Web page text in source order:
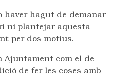
haver hagut de demanar
ni plantejar aquesta
per dos motius.
Ajuntament com el de
de fer les coses amb